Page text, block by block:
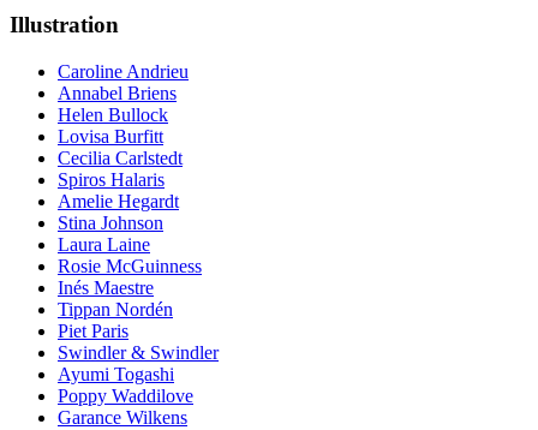
Illustration
Caroline Andrieu
Annabel Briens
Helen Bullock
Lovisa Burfitt
Cecilia Carlstedt
Spiros Halaris
Amelie Hegardt
Stina Johnson
Laura Laine
Rosie McGuinness
Inés Maestre
Tippan Nordén
Piet Paris
Swindler & Swindler
Ayumi Togashi
Poppy Waddilove
Garance Wilkens